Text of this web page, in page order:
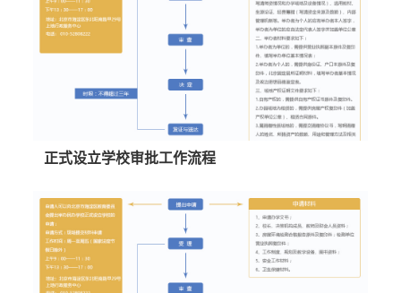
正式设立学校审批工作流程